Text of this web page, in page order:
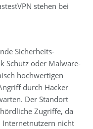
stehen bei
Sicherheits-
Schutz oder Malware-
hochwertigen
durch Hacker
Der Standort
Zugriffe, da
Internetnutzern nicht